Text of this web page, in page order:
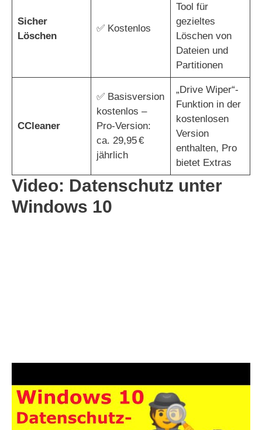
Sicher
Löschen
✅ Kostenlos
Tool für
gezieltes
Löschen von
Dateien und
Partitionen
CCleaner
✅ Basisversion
kostenlos –
Pro-Version:
ca. 29,95 €
jährlich
„Drive Wiper“-
Funktion in der
kostenlosen
Version
enthalten, Pro
bietet Extras
Video: Datenschutz unter
Windows 10